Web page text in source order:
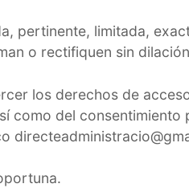
pertinente, limitada,
o rectifiquen sin
los derechos de
como del consentimiento